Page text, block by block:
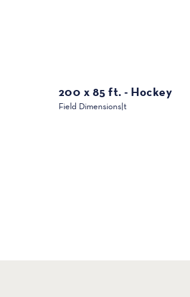
Field Dimensions|t
200 x 85 ft. - Hockey